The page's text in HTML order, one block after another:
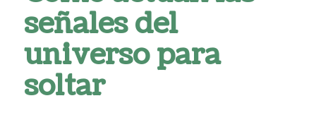
señales del
universo para
soltar